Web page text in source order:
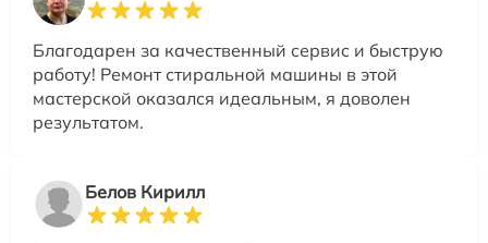
Благодарен за качественный сервис и быструю
работу! Ремонт стиральной машины в этой
мастерской оказался идеальным, я доволен
результатом.
Белов Кирилл